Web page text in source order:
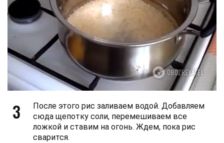
3
После этого рис заливаем водой. Добавляем
сюда щепотку соли, перемешиваем все
ложкой и ставим на огонь. Ждем, пока рис
сварится.